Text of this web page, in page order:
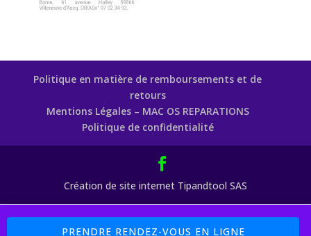
Boutique : 5% sur les Pièces Détachées Code Promo : MAC77 (
Politique en matière de remboursements et de
retours
Mentions Légales – MAC OS REPARATIONS
Politique de confidentialité
Création de site internet Tipandtool SAS
PRENDRE RENDEZ-VOUS EN LIGNE